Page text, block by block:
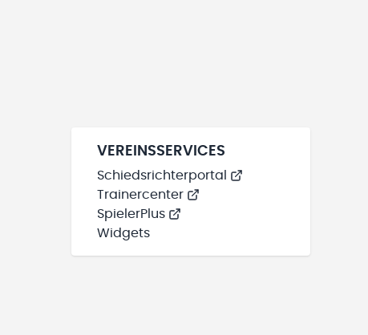
VEREINSSERVICES
Schiedsrichterportal
Trainercenter
SpielerPlus
Widgets